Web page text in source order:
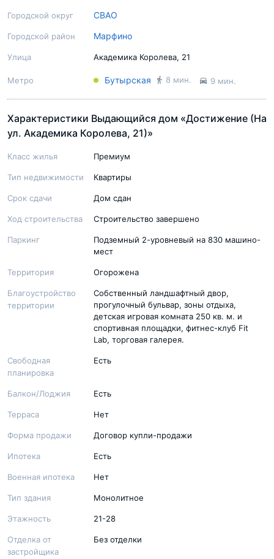
Подробный экспертный обзор
Городской округ СВАО
Городской район Марфино
Улица Академика Королева, 21
Метро Бутырская 8 мин. 9 мин.
Характеристики Выдающийся дом «Достижение (На
ул. Академика Королева, 21)»
Класс жилья Премиум
Тип недвижимости Квартиры
Срок сдачи Дом сдан
Ход строительства Строительство завершено
Паркинг
Подземный 2-уровневый на 830 машино-
мест
Территория Огорожена
Благоустройство
территории
Собственный ландшафтный двор,
прогулочный бульвар, зоны отдыха,
детская игровая комната 250 кв. м. и
спортивная площадки, фитнес-клуб Fit
Lab, торговая галерея.
Свободная
планировка
Есть
Балкон/Лоджия Есть
Терраса Нет
Форма продажи Договор купли-продажи
Ипотека Есть
Военная ипотека Нет
Тип здания Монолитное
Этажность 21-28
Отделка от
застройщика
Без отделки